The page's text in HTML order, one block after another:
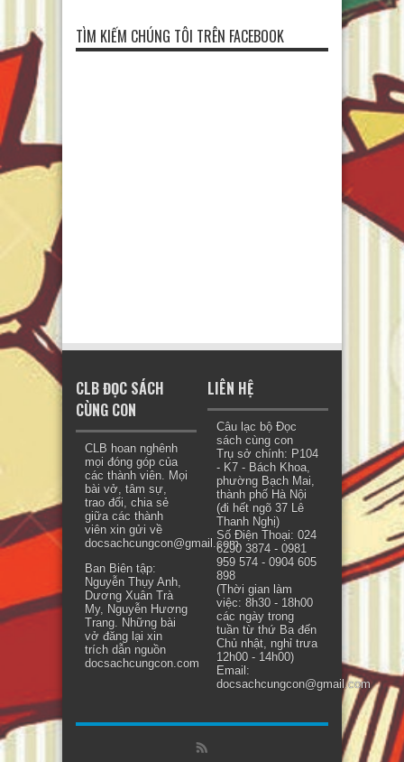
TÌM KIẾM CHÚNG TÔI TRÊN FACEBOOK
CLB ĐỌC SÁCH
CÙNG CON
CLB hoan nghênh
mọi đóng góp của
các thành viên. Mọi
bài vở, tâm sự,
trao đổi, chia sẻ
giữa các thành
viên xin gửi về
docsachcungcon@gmail.com.
Ban Biên tập:
Nguyễn Thụy Anh,
Dương Xuân Trà
My, Nguyễn Hương
Trang. Những bài
vở đăng lại xin
trích dẫn nguồn
docsachcungcon.com
LIÊN HỆ
Câu lạc bộ Đọc
sách cùng con
Trụ sở chính: P104
- K7 - Bách Khoa,
phường Bạch Mai,
thành phố Hà Nội
(đi hết ngõ 37 Lê
Thanh Nghị)
Số Điện Thoại: 024
6290 3874 - 0981
959 574 - 0904 605
898
(Thời gian làm
việc: 8h30 - 18h00
các ngày trong
tuần từ thứ Ba đến
Chủ nhật, nghỉ trưa
12h00 - 14h00)
Email:
docsachcungcon@gmail.com